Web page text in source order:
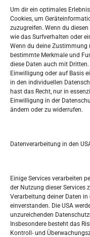
Um dir ein optimales
Cookies, um
zuzugreifen. Wenn du
wie das Surfverhalten oder
Wenn du deine Zustimmung
bestimmte Merkmale und
diese Daten auch mit
Einwilligung oder auf Basis
in den individuellen
hast das Recht, nur in
Einwilligung in der
ändern oder zu widerrufen.
Datenverarbeitung in den
Einige Services verarbeiten
der Nutzung dieser Services
Verarbeitung deiner Daten in
einverstanden. Die USA
unzureichenden
Insbesondere besteht das
Kontroll- und
Widerufsbelehrung
Oglašavanje /
Tko je “Idemo
Pretražite
S
e
a
h
M D M
3 4 5
10 11 12